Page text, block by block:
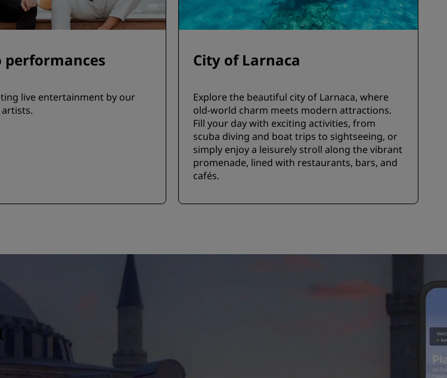
performances
live entertainment by our
City of Larnaca
Explore the beautiful city of Larnaca, where
old-world charm meets modern attractions.
Fill your day with exciting activities, from
scuba diving and boat trips to sightseeing, or
simply enjoy a leisurely stroll along the vibrant
promenade, lined with restaurants, bars, and
cafés.